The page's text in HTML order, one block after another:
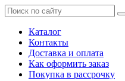
Каталог
Контакты
Доставка и оплата
Как оформить заказ
Покупка в рассрочку